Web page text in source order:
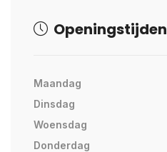
Openingstijden
Maandag
Dinsdag
Woensdag
Donderdag